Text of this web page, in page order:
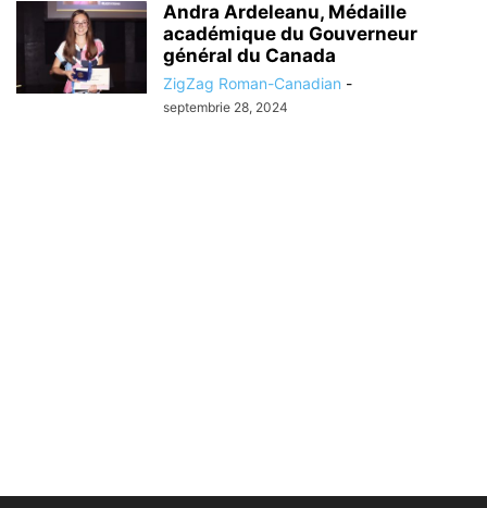
Andra Ardeleanu, Médaille
académique du Gouverneur
général du Canada
ZigZag Roman-Canadian -
septembrie 28, 2024